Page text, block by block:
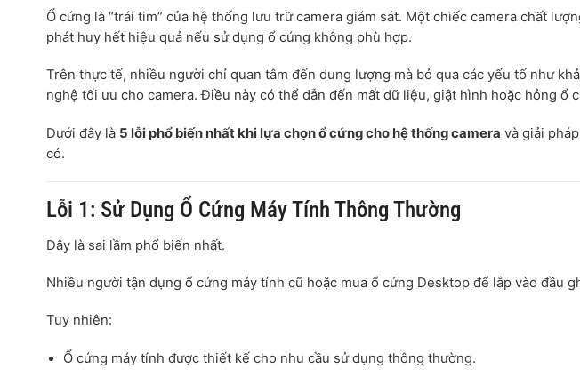
Ổ cứng là “trái tim” của hệ thống lưu trữ camera giám sát. Một chiếc camera chất
phát huy hết hiệu quả nếu sử dụng ổ cứng không phù hợp.
Trên thực tế, nhiều người chỉ quan tâm đến dung lượng mà bỏ qua các yếu tố như
nghệ tối ưu cho camera. Điều này có thể dẫn đến mất dữ liệu, giật hình hoặc hỏng ổ
Dưới đây là 5 lỗi phổ biến nhất khi lựa chọn ổ cứng cho hệ thống camera và giải
có.
Lỗi 1: Sử Dụng Ổ Cứng Máy Tính Thông Thường
Đây là sai lầm phổ biến nhất.
Nhiều người tận dụng ổ cứng máy tính cũ hoặc mua ổ cứng Desktop để lắp vào đầu
Tuy nhiên:
Ổ cứng máy tính được thiết kế cho nhu cầu sử dụng thông thường.